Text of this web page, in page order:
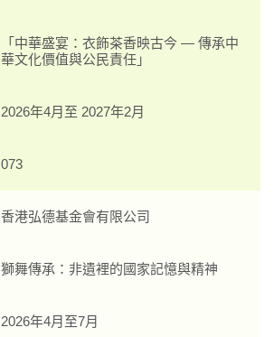
「中華盛宴：衣飾茶香映古今 — 傳承中
華文化價值與公民責任」
2026年4月至 2027年2月
073
香港弘德基金會有限公司
獅舞傳承：非遺裡的國家記憶與精神
2026年4月至7月